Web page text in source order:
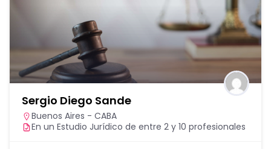
Sergio Diego Sande
Buenos Aires - CABA
En un Estudio Jurídico de entre 2 y 10 profesionales